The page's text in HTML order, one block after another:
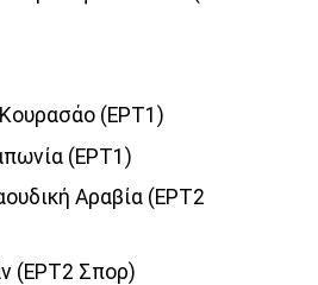
(ΕΡΤ1)
(ΕΡΤ1)
Αραβία (ΕΡΤ2
(ΕΡΤ2 Σπορ)